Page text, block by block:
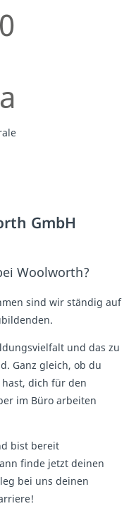
GmbH
Woolworth?
sind wir ständig auf
und das zu
Ganz gleich, ob du
dich für den
im Büro arbeiten
bist bereit
finde jetzt deinen
bei uns deinen